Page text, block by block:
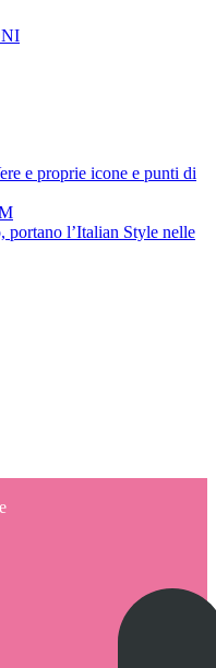
e proprie icone e punti di
l’Italian Style nelle